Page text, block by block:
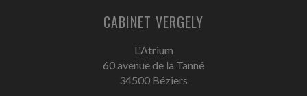
CABINET VERGELY
L'Atrium
60 avenue de la Tanné
34500 Béziers